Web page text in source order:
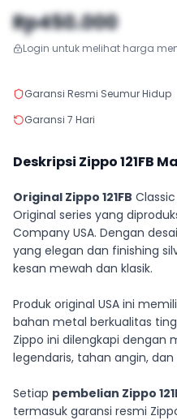
Rp450.000
Login untuk melihat harga
Garansi Resmi Seumur Hidup
Garansi 7 Hari
Deskripsi Zippo121FB
Original Zippo 121FB
Original series yang
Company USA. Dengan
yang elegan dan finishing
kesan mewah dan klasik.
Produk original USA ini
bahan metal berkualitas
Zippo ini dilengkapi dengan
legendaris, tahan angin,
Setiap pembelian Zippo
termasuk garansi resmi